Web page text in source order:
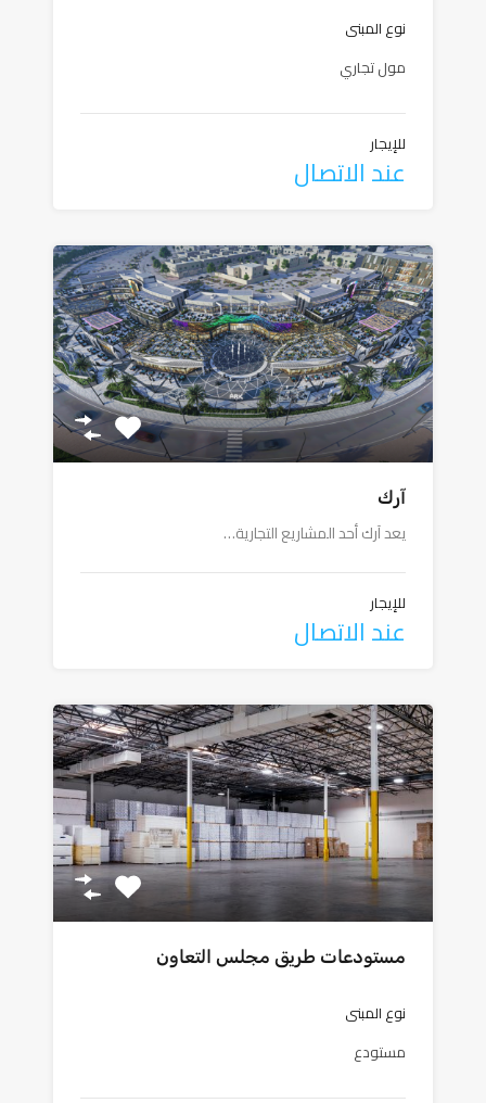
نوع المبنى
مول تجاري
للإيجار
عند الاتصال
آرك
يعد آرك أحد المشاريع التجارية…
للإيجار
عند الاتصال
مستودعات طريق مجلس التعاون
نوع المبنى
مستودع